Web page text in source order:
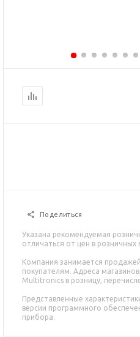
Поделиться
Указана рекомендуемая
отличаться от цен в розничных
Компания занимается
покупателям. Адреса
Multitronics в розницу,
Представленные
версии программного
прибора.